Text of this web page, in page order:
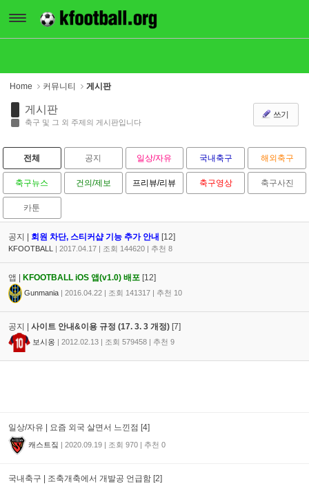
Home 커뮤니티 게시판
게시판
축구 및 그 외 주제의 게시판입니다
쓰기
전체 공지 일상/자유 국내축구 해외축구
축구뉴스 건의/제보 프리뷰/리뷰 축구영상 축구사진
카툰
공지 | 회원 차단, 스티커샵 기능 추가 안내 [12]
KFOOTBALL | 2017.04.17 | 조회 144620 | 추천 8
앱 | KFOOTBALL iOS 앱(v1.0) 배포 [12]
Gunmania |2016.04.22 | 조회 141317 | 추천 10
공지 | 사이트 안내&이용 규정 (17. 3. 3 개정) [7]
보시옹 |2012.02.13 | 조회 579458 | 추천 9
일상/자유 | 요즘 외국 살면서 느낀점 [4]
캐스트짘 |2020.09.19 | 조회 970 | 추천 0
국내축구 | 조축개축에서 개발공 언급함 [2]